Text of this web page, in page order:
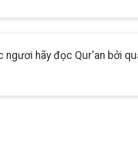
ngươi hãy đọc Qur'an bởi